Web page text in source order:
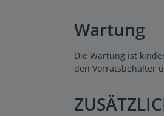
Wartung
Die Wartung ist
den Vorratsbehälter